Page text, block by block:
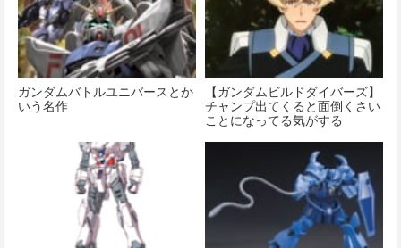
価格：¥8,336
ガンダムバトルユニバースとか
いう名作
【ガンダムビルドダイバーズ】
チャンプ出てくると面倒くさい
ことになってる気がする